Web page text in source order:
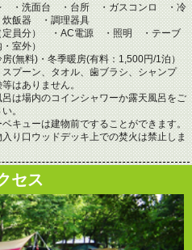
・洗面台 ・台所 ・ガスコンロ ・冷
飯器 ・調理器具
定員分） ・AC電源 ・照明 ・テーブ
・室外）
房(無料)・冬季暖房(有料：1,500円/1泊）
プーン、タオル、歯ブラシ、シャンプ
等はありません。
は場内のコインシャワーか露天風呂をご
い。
キューは建物前ですることができます。
り口ウッドデッキ上での焚火は禁止しま
セス